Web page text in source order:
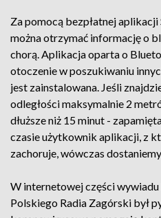
Za pomocą bezpłatnej
można otrzymać informację o
chorą. Aplikacja oparta o
otoczenie w poszukiwaniu
jest zainstalowana. Jeśli
odległości maksymalnie 2
dłuższe niż 15 minut -
czasie użytkownik aplikacji, z
zachoruje, wówczas
W internetowej części
Polskiego Radia Zagórski był